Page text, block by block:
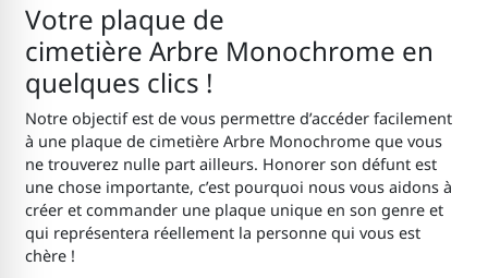
Votre plaque de
cimetière Arbre Monochrome en
quelques clics !
Notre objectif est de vous permettre d’accéder facilement
à une plaque de cimetière Arbre Monochrome que vous
ne trouverez nulle part ailleurs. Honorer son défunt est
une chose importante, c’est pourquoi nous vous aidons à
créer et commander une plaque unique en son genre et
qui représentera réellement la personne qui vous est
chère !